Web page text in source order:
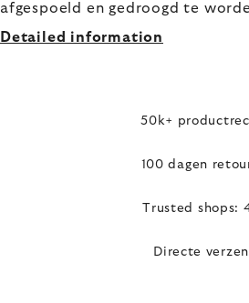
afgespoeld en gedroogd te
Detailed information
50k+
100 dagen
Trusted shops:
Directe